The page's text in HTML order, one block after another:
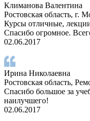
Климанова Валентина
Ростовская область, г.
Курсы отличные,
Спасибо огромное.
02.06.2017
Ирина Николаевна
Ростовская область,
Спасибо большое за
наилучшего!
02.06.2017